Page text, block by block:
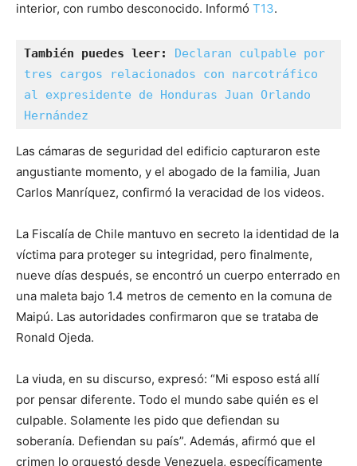
interior, con rumbo desconocido. Informó T13.
También puedes leer:
Declaran culpable por
tres cargos relacionados con narcotráfico
al expresidente de Honduras Juan Orlando
Hernández
Las cámaras de seguridad del edificio capturaron este
angustiante momento, y el abogado de la familia, Juan
Carlos Manríquez, confirmó la veracidad de los videos.
La Fiscalía de Chile mantuvo en secreto la identidad de la
víctima para proteger su integridad, pero finalmente,
nueve días después, se encontró un cuerpo enterrado en
una maleta bajo 1.4 metros de cemento en la comuna de
Maipú. Las autoridades confirmaron que se trataba de
Ronald Ojeda.
La viuda, en su discurso, expresó: “Mi esposo está allí
por pensar diferente. Todo el mundo sabe quién es el
culpable. Solamente les pido que defiendan su
soberanía. Defiendan su país”. Además, afirmó que el
crimen lo orquestó desde Venezuela, específicamente